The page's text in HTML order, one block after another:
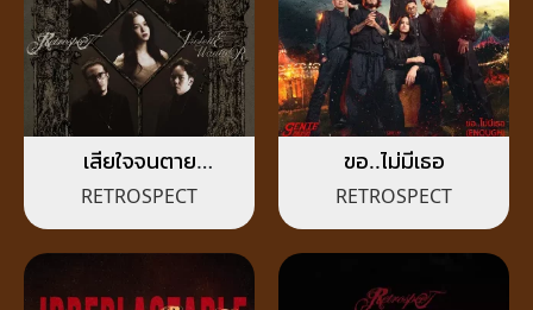
เสียใจจนตาย
(FOREVER REGRET)
RETROSPECT
ขอ..ไม่มีเธอ
RETROSPECT